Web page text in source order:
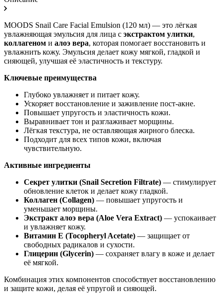
MOODS Snail Care Facial Emulsion (120 мл) — это лёгкая
увлажняющая эмульсия для лица с экстрактом улитки,
коллагеном и алоэ вера, которая помогает восстановить и
увлажнить кожу. Эмульсия делает кожу мягкой, гладкой и
сияющей, улучшая её эластичность и текстуру.
Ключевые преимущества
Глубоко увлажняет и питает кожу.
Ускоряет восстановление и заживление пост-акне.
Повышает упругость и эластичность кожи.
Выравнивает тон и разглаживает морщины.
Лёгкая текстура, не оставляющая жирного блеска.
Подходит для всех типов кожи, включая
чувствительную.
Активные ингредиенты
Секрет улитки (Snail Secretion Filtrate) — стимулирует
обновление клеток и делает кожу гладкой.
Коллаген (Collagen) — повышает упругость и
уменьшает морщины.
Экстракт алоэ вера (Aloe Vera Extract) — успокаивает
и увлажняет кожу.
Витамин E (Tocopheryl Acetate) — защищает от
свободных радикалов и сухости.
Глицерин (Glycerin) — сохраняет влагу в коже и делает
её мягкой.
Комбинация этих компонентов способствует восстановлению
и защите кожи, делая её упругой и сияющей.